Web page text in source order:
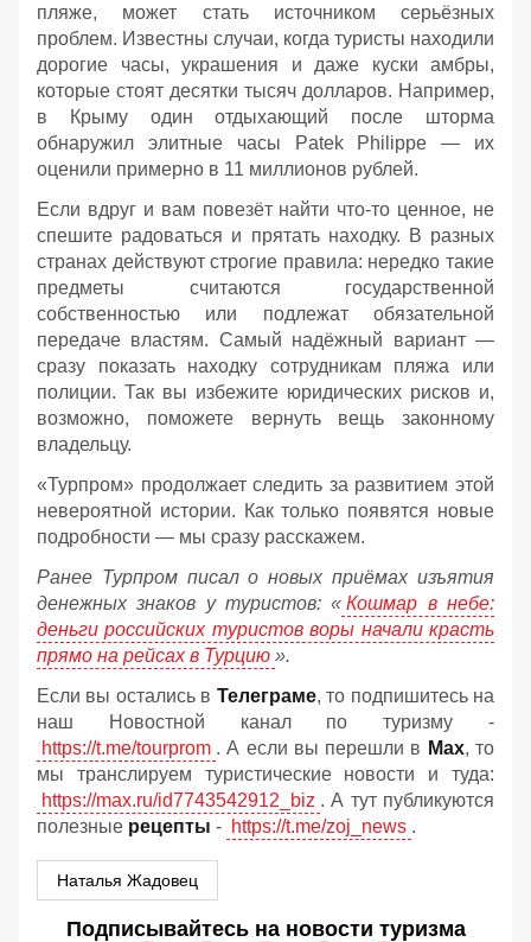
пляже, может стать источником серьёзных
проблем. Известны случаи, когда туристы находили
дорогие часы, украшения и даже куски амбры,
которые стоят десятки тысяч долларов. Например,
в Крыму один отдыхающий после шторма
обнаружил элитные часы Patek Philippe — их
оценили примерно в 11 миллионов рублей.
Если вдруг и вам повезёт найти что‑то ценное, не
спешите радоваться и прятать находку. В разных
странах действуют строгие правила: нередко такие
предметы считаются государственной
собственностью или подлежат обязательной
передаче властям. Самый надёжный вариант —
сразу показать находку сотрудникам пляжа или
полиции. Так вы избежите юридических рисков и,
возможно, поможете вернуть вещь законному
владельцу.
«Турпром» продолжает следить за развитием этой
невероятной истории. Как только появятся новые
подробности — мы сразу расскажем.
Ранее Турпром писал о новых приёмах изъятия
денежных знаков у туристов: « Кошмар в небе:
деньги российских туристов воры начали красть
прямо на рейсах в Турцию ».
Если вы остались в Телеграме, то подпишитесь на
наш Новостной канал по туризму -
https://t.me/tourprom . А если вы перешли в Мах, то
мы транслируем туристические новости и туда:
https://max.ru/id7743542912_biz . А тут публикуются
полезные рецепты - https://t.me/zoj_news .
Наталья Жадовец
Подписывайтесь на новости туризма